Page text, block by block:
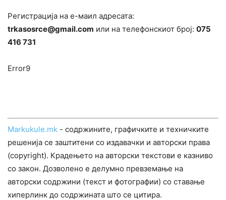
Регистрација на е-маил адресата:
trkasosrce@gmail.com или на телефонскиот број: 075
416 731
Error9
Markukule.mk - содржините, графичките и техничките
решенија се заштитени со издавачки и авторски права
(copyright). Крадењето на авторски текстови е казниво
со закон. Дозволено е делумно превземање на
авторски содржини (текст и фотографии) со ставање
хиперлинк до содржината што се цитира.